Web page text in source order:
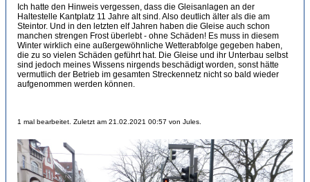
Ich hatte den Hinweis vergessen, dass die Gleisanlagen an der
Haltestelle Kantplatz 11 Jahre alt sind. Also deutlich älter als die am
Steintor. Und in den letzten elf Jahren haben die Gleise auch schon
manchen strengen Frost überlebt - ohne Schäden! Es muss in diesem
Winter wirklich eine außergewöhnliche Wetterabfolge gegeben haben,
die zu so vielen Schäden geführt hat. Die Gleise und ihr Unterbau selbst
sind jedoch meines Wissens nirgends beschädigt worden, sonst hätte
vermutlich der Betrieb im gesamten Streckennetz nicht so bald wieder
aufgenommen werden können.
1 mal bearbeitet. Zuletzt am 21.02.2021 00:57 von Jules.